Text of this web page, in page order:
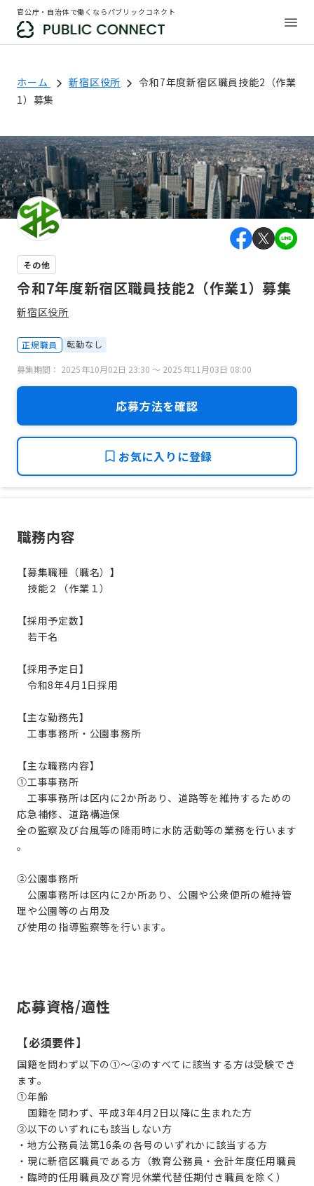
官公庁・自治体で働くならパブリックコネクト
ホーム 新宿区役所
令和7年度新宿区職員技能2（作業
1）募集
その他
令和7年度新宿区職員技能2（作業1）募集
新宿区役所
正規職員 転勤なし
募集期間： 2025年10月02日 23:30 〜 2025年11月03日 08:00
応募方法を確認
お気に入りに登録
職務内容
【募集職種（職名）】
技能２（作業１）
【採用予定数】
若干名
【採用予定日】
令和8年4月1日採用
【主な勤務先】
工事事務所・公園事務所
【主な職務内容】
①工事事務所
工事事務所は区内に2か所あり、道路等を維持するための
応急補修、道路構造保
全の監察及び台風等の降雨時に水防活動等の業務を行います
。
②公園事務所
公園事務所は区内に2か所あり、公園や公衆便所の維持管
理や公園等の占用及
び使用の指導監察等を行います。
応募資格/適性
【必須要件】
国籍を問わず以下の①～②のすべてに該当する方は受験でき
ます。
①年齢
国籍を問わず、平成3年4月2日以降に生まれた方
②以下のいずれにも該当しない方
・地方公務員法第16条の各号のいずれかに該当する方
・現に新宿区職員である方（教育公務員・会計年度任用職員
・臨時的任用職員及び育児休業代替任期付き職員を除く）